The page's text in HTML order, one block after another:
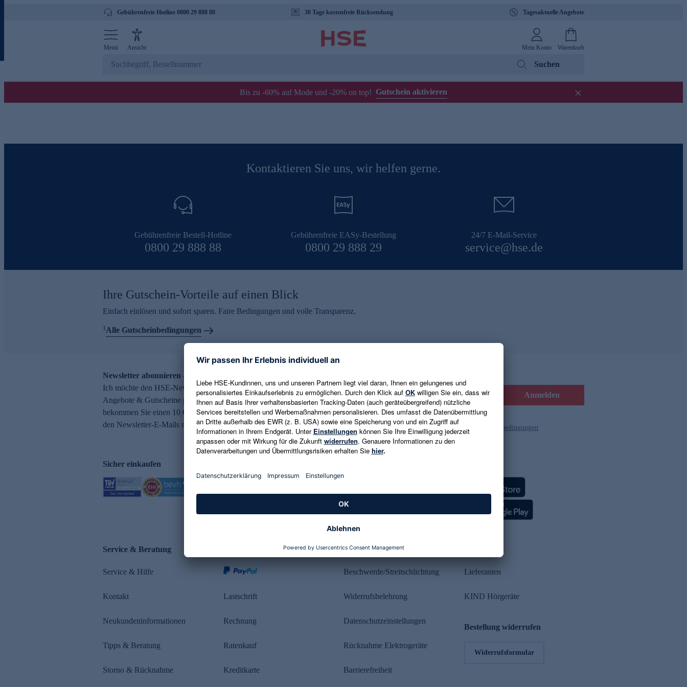
Gebührenfreie Hotline 0800 29 888 88 30 Tage kostenfreie Rücksendung Tagesaktuelle Angebote
Menü Ansicht Mein Konto Warenkorb
Suchen
Bis zu -60% auf Mode und -20% on top! Gutschein aktivieren
Kontaktieren Sie uns, wir helfen gerne.
Gebührenfreie Bestell-Hotline
0800 29 888 88
Gebührenfreie EASy-Bestellung
0800 29 888 29
24/7 E-Mail-Service
service@hse.de
Ihre Gutschein-Vorteile auf einen Blick
Einfach einlösen und sofort sparen. Faire Bedingungen und volle Transparenz.
1Alle Gutscheinbedingungen
Newsletter abonnieren – 10 € Gutschein erhalten
Ich möchte den HSE-Newsletter abonnieren und aktuelle Trends,
Angebote & Gutscheine per E-Mail erhalten. Als Dankeschön
bekommen Sie einen 10 € Gutschein. Eine Abmeldung ist jederzeit in
den Newsletter-E-Mails möglich.
E-Mail-Adresse eingeben Anmelden
Es gelten die Datenschutzrichtlinien und die Gutscheinbedingungen
Sicher einkaufen
Service & Beratung
Service & Hilfe
Kontakt
Neukundeninformationen
Tipps & Beratung
Storno & Rücknahme
Lastschrift
Rechnung
Ratenkauf
Kreditkarte
Rechtliches
Beschwerde/Streitschlichtung
Widerrufsbelehrung
Datenschutzeinstellungen
Rücknahme Elektrogeräte
Barrierefreiheit
Lieferanten
KIND Hörgeräte
Bestellung widerrufen
Widerrufsformular